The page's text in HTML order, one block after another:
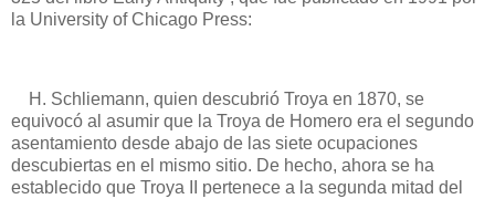
la University of Chicago Press:
H. Schliemann, quien descubrió Troya en 1870, se
equivocó al asumir que la Troya de Homero era el segundo
asentamiento desde abajo de las siete ocupaciones
descubiertas en el mismo sitio. De hecho, ahora se ha
establecido que Troya II pertenece a la segunda mitad del